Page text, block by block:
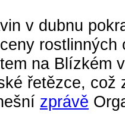
v dubnu
na Blízkém
řetězce,
zprávě